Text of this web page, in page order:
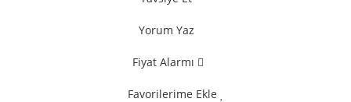
Yorum Yaz
Fiyat Alarmı
Favorilerime Ekle